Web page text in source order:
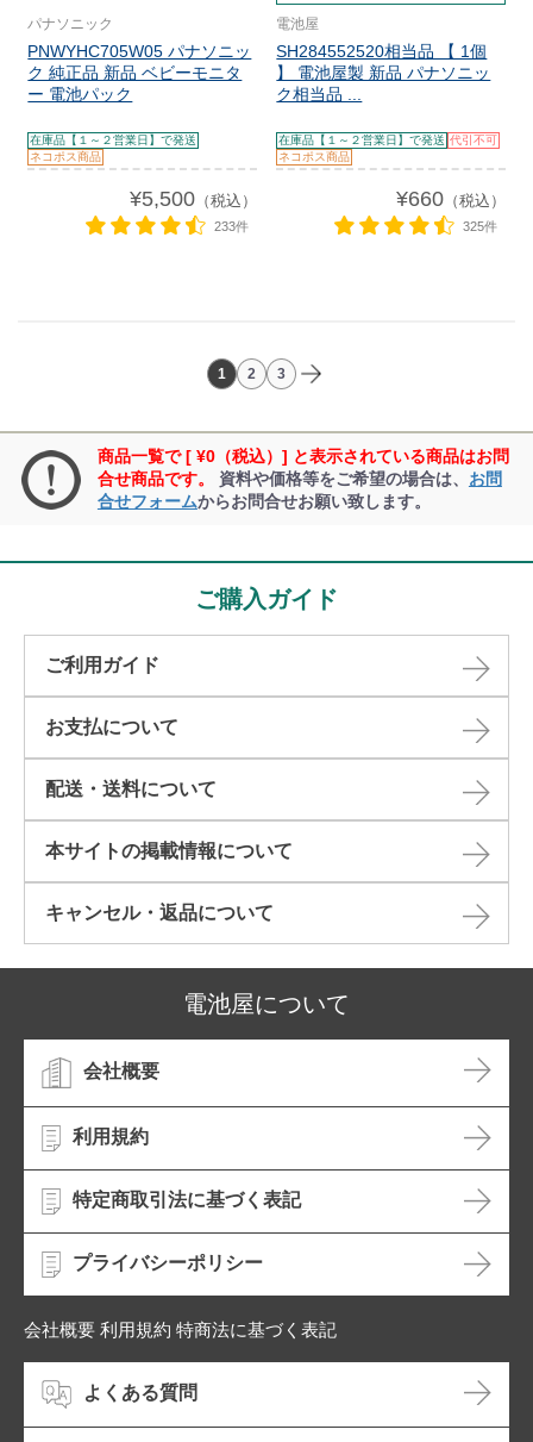
パナソニック
PNWYHC705W05 パナソニッ
ク 純正品 新品 ベビーモニタ
ー 電池パック
在庫品【１～２営業日】で発送
ネコポス商品
¥5,500（税込）
233件
電池屋
SH284552520相当品 【 1個
】 電池屋製 新品 パナソニッ
ク相当品 ...
在庫品【１～２営業日】で発送 代引不可
ネコポス商品
¥660（税込）
325件
1 2 3
商品一覧で [ ¥0（税込）] と表示されている商品はお問
合せ商品です。
資料や価格等をご希望の場合は、 お問
合せフォームからお問合せお願い致します。
ご購入ガイド
ご利用ガイド
お支払について
配送・送料について
本サイトの掲載情報について​
キャンセル・返品について​
電池屋について
会社概要
利用規約
特定商取引法に基づく表記
プライバシーポリシー
会社概要 利用規約 特商法に基づく表記
よくある質問